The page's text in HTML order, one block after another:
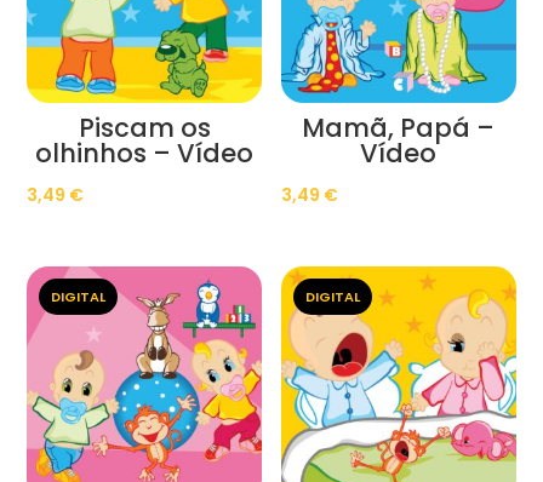
Piscam os
olhinhos – Vídeo
3,49 €
Mamã, Papá –
Vídeo
3,49 €
DIGITAL DIGITAL